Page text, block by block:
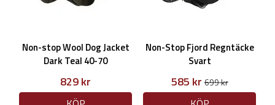
Non-stop Wool Dog Jacket
Dark Teal 40-70
829 kr
Non-Stop Fjord Regntäcke
Svart
585 kr699 kr